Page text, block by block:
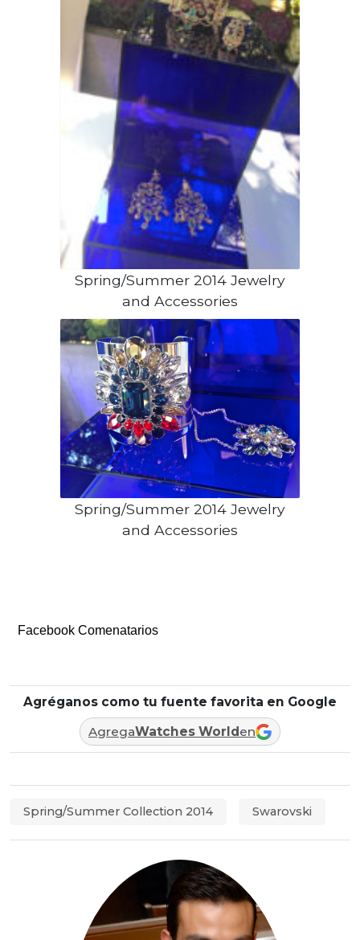
Spring/Summer 2014 Jewelry
and Accessories
Spring/Summer 2014 Jewelry
and Accessories
Facebook Comenatarios
Agréganos como tu fuente favorita en Google
AgregaWatches World en
Spring/Summer Collection 2014 Swarovski